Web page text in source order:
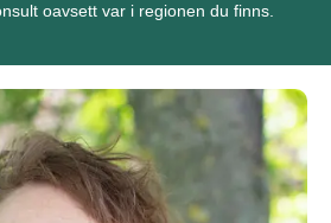
oavsett var i regionen du finns.